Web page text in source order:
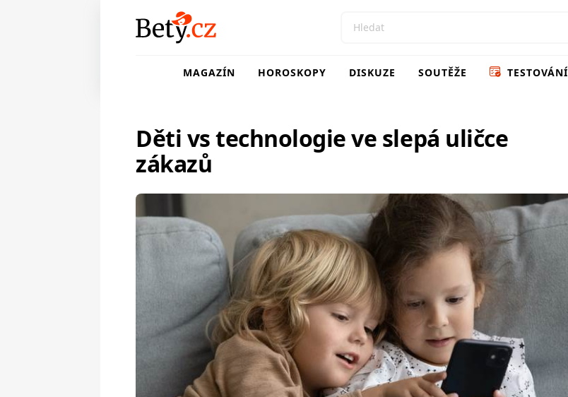
MAGAZÍN HOROSKOPY DISKUZE SOUTĚŽE TESTOVÁNÍ
Děti vs technologie ve slepá uličce
zákazů